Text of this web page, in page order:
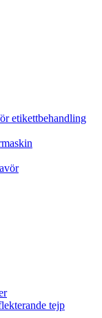
etikettbehandling
tejp